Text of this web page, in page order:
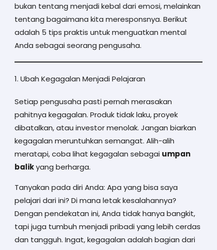
bukan tentang menjadi kebal dari emosi, melainkan
tentang bagaimana kita meresponsnya. Berikut
adalah 5 tips praktis untuk menguatkan mental
Anda sebagai seorang pengusaha.
1. Ubah Kegagalan Menjadi Pelajaran
Setiap pengusaha pasti pernah merasakan
pahitnya kegagalan. Produk tidak laku, proyek
dibatalkan, atau investor menolak. Jangan biarkan
kegagalan meruntuhkan semangat. Alih-alih
meratapi, coba lihat kegagalan sebagai umpan
balikyang berharga.
Tanyakan pada diri Anda: Apa yang bisa saya
pelajari dari ini? Di mana letak kesalahannya?
Dengan pendekatan ini, Anda tidak hanya bangkit,
tapi juga tumbuh menjadi pribadi yang lebih cerdas
dan tangguh. Ingat, kegagalan adalah bagian dari